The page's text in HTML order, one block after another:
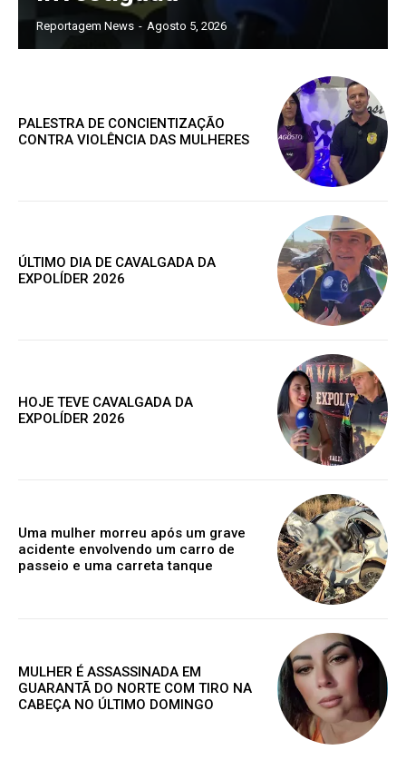
/ para sempre
Acesso a comentários
Nóticias exclusivas
R$100 / ano
Reportagem News - Agosto 5, 2026
PALESTRA DE CONCIENTIZAÇÃO
CONTRA VIOLÊNCIA DAS MULHERES
ÚLTIMO DIA DE CAVALGADA DA
EXPOLÍDER 2026
HOJE TEVE CAVALGADA DA
EXPOLÍDER 2026
Uma mulher morreu após um grave
acidente envolvendo um carro de
passeio e uma carreta tanque
MULHER É ASSASSINADA EM
GUARANTÃ DO NORTE COM TIRO NA
CABEÇA NO ÚLTIMO DOMINGO